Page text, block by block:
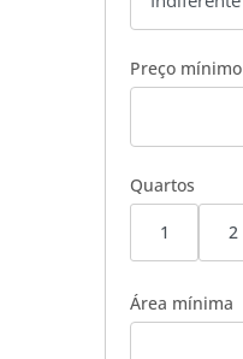
Preço mínimo
Quartos
1 2
Área mínima